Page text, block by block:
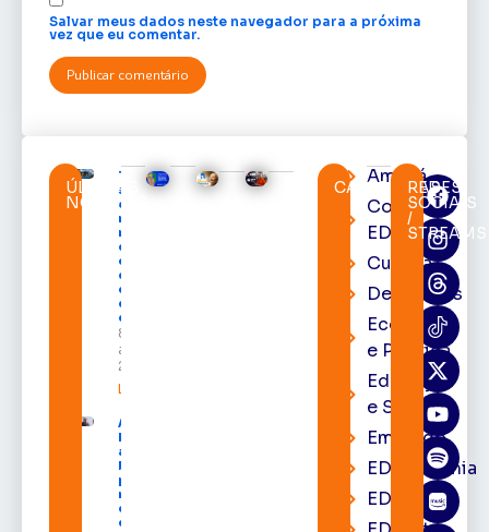
Salvar meus dados neste navegador para a próxima
vez que eu comentar.
ÚLTIMAS
NOTÍCIAS
TRE-AP
suspende
expediente
na sede e
nos
cartórios
eleitorais
de todo o
estado nos
dias 10 e 11
de agosto
8 de
agosto de
2026
Leia mais »
Acácio
Favacho
apresenta
balanço
parcial do
mandato
com mais
de R$ 668
CATEGORIAS
Amapá
Cortes
EDcast
Cultura
Destaques
Economia
e Política
Educação
e Saúde
Emprego
EDacademia
EDbrasília
REDES
SOCIAIS
/
STREAMS